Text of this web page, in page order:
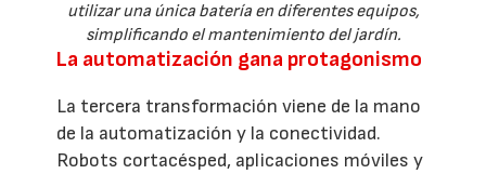
utilizar una única batería en diferentes equipos,
simplificando el mantenimiento del jardín.
La automatización gana protagonismo
La tercera transformación viene de la mano
de la automatización y la conectividad.
Robots cortacésped, aplicaciones móviles y